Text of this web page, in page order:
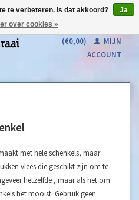
(€0,00)
MIJN
ACCOUNT
met hele schenkels, maar
vlees die geschikt zijn om te
hetzelfde , maar als het om
het mooist. Gebruik geen
te verbeteren. Is dat akkoord?
Ja
over cookies »